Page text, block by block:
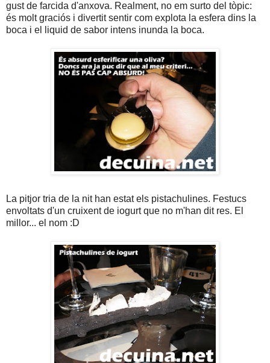
gust de farcida d'anxova. Realment, no em surto del tòpic:
és molt graciós i divertit sentir com explota la esfera dins la
boca i el liquid de sabor intens inunda la boca.
La pitjor tria de la nit han estat els pistachulines. Festucs
envoltats d'un cruixent de iogurt que no m'han dit res. El
millor... el nom :D